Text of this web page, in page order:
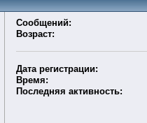
Сообщений:
Возраст:
Дата регистрации:
Время:
Последняя активность: